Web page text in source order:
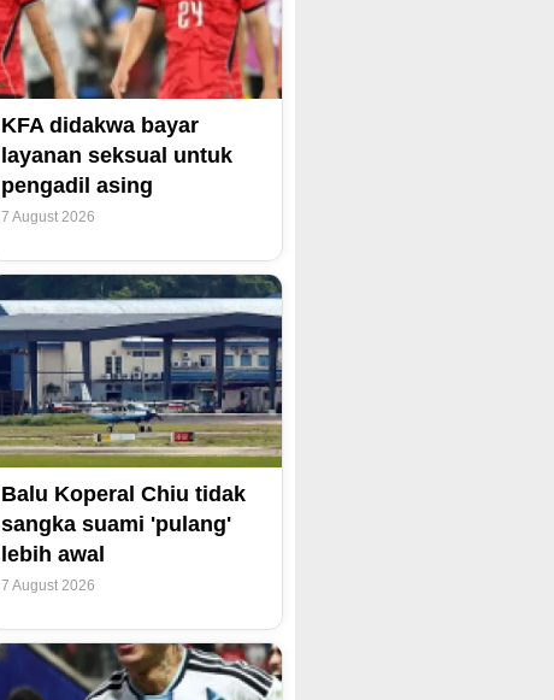
KFA didakwa bayar
layanan seksual untuk
pengadil asing
7 August 2026
Balu Koperal Chiu tidak
sangka suami 'pulang'
lebih awal
7 August 2026